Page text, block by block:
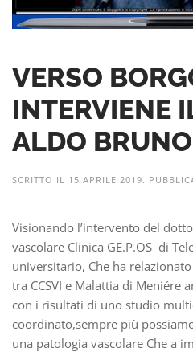
VERSO
INTERVIENE
ALDO BRUNO
SCRITTO IL 15 APRILE 2019.
Visionando l’intervento del
vascolare Clinica GE.P.OS di
universitario, Che ha
tra CCSVI e Malattia di Meniére
con i risultati di uno studio
coordinato,sempre più
una patologia vascolare Che a